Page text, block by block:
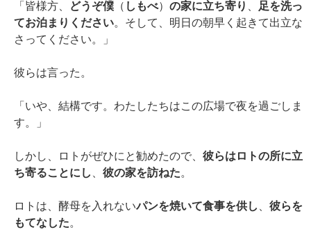
「皆様方、 どうぞ僕 （ しもべ）の家に立ち寄り
足を洗っ
てお泊まりください。そして、明日の朝早く起きて出立な
さってください。」
彼らは言った。
「いや、結構です。わたしたちはこの広場で夜を過ごしま
す。」
しかし、ロトがぜひにと勧めたので、彼らはロトの所に立
ち寄ることにし
、彼の家を訪ねた。
ロトは、酵母を入れないパンを焼いて食事を供し 、彼らを
もてなした。